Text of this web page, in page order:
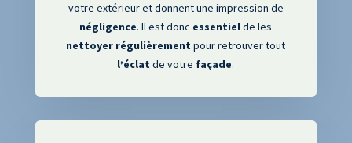
votre extérieur et donnent une impression de
négligence. Il est donc essentielde les
nettoyer régulièrement pour retrouver tout
l’éclat de votre façade.